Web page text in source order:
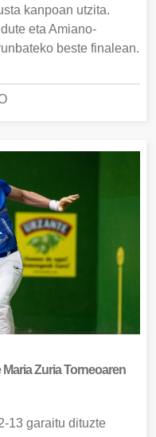
kanpoan utzita.
eta Amiano-
beste finalean.
Maria Zuria Torneoaren
13 garaitu dituzte